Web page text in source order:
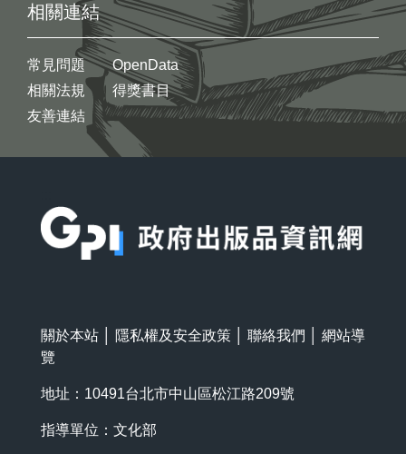
相關連結
常見問題
相關法規
友善連結
OpenData
得獎書目
關於本站 隱私權及安全政策 聯絡我們
網站導
覽
地址：10491台北市中山區松江路209號
指導單位：文化部